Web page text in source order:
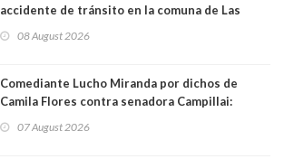
accidente de tránsito en la comuna de Las
08 August 2026
Comediante Lucho Miranda por dichos de
Camila Flores contra senadora Campillai:
forma de quitar dignidad"
07 August 2026